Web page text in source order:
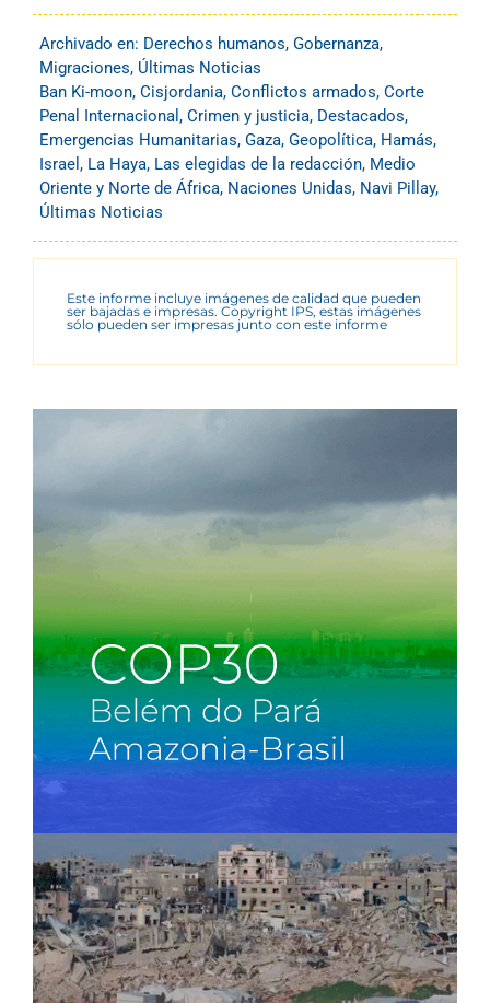
Archivado en: Derechos humanos, Gobernanza,
Migraciones, Últimas Noticias
Ban Ki-moon, Cisjordania, Conflictos armados, Corte
Penal Internacional , Crimen y justicia, Destacados,
Emergencias Humanitarias, Gaza, Geopolítica, Hamás,
Israel , La Haya, Las elegidas de la redacción, Medio
Oriente y Norte de África, Naciones Unidas, Navi Pillay,
Últimas Noticias
Este informe incluye imágenes de calidad que pueden
ser bajadas e impresas. Copyright IPS, estas imágenes
sólo pueden ser impresas junto con este informe